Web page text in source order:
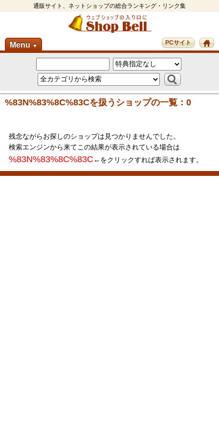
通販サイト、ネットショップの総合ランキング・リンク集
Menu ▼ PCサイト
%83N%83%8C%83Cを扱うショップの一覧：0
残念ながらお探しのショップは見つかりませんでした。
検索エンジンから来てこの結果が表示されている場合は
%83N%83%8C%83C ←をクリックすれば表示されます。